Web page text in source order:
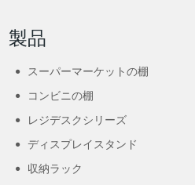
製品
スーパーマーケットの棚
コンビニの棚
レジデスクシリーズ
ディスプレイスタンド
収納ラック